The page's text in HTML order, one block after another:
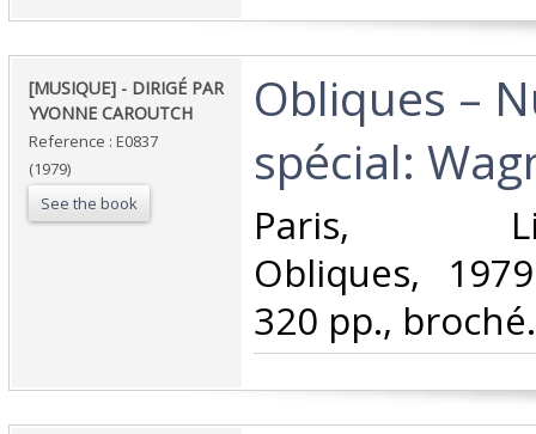
‎[MUSIQUE] - DIRIGÉ PAR
YVONNE CAROUTCH‎
Reference : E0837
(1979)
See the book
‎Obliques –
spécial:
‎Paris,
Obliques,
320 pp.,